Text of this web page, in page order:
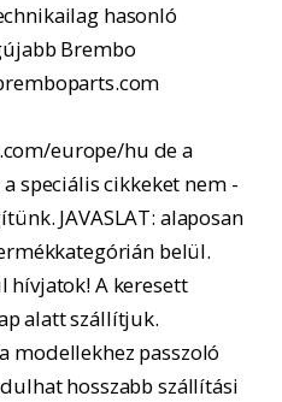
hasonló
Brembo
europe/hu de a
speciális cikkeket nem -
JAVASLAT: alaposan
belül.
hívjatok! A keresett
alatt szállítjuk.
modellekhez passzoló
hosszabb szállítási